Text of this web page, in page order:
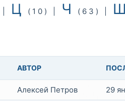
Ц (10) Ч (63) Ш
АВТОР
Алексей Петров 29